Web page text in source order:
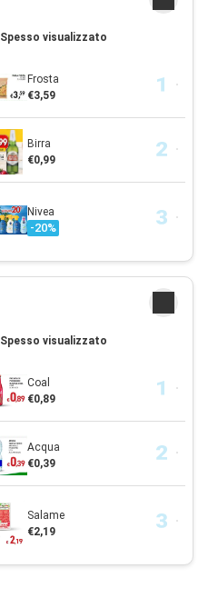
Spesso visualizzato
Frosta
€3,59
Birra
€0,99
Nivea
-20%
Spesso visualizzato
Coal
€0,89
Acqua
€0,39
Salame
€2,19